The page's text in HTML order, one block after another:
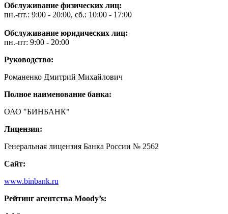
Обслуживание физических лиц:
пн.-пт.: 9:00 - 20:00, сб.: 10:00 - 17:00
Обслуживание юридических лиц:
пн.-пт: 9:00 - 20:00
Руководство:
Романенко Дмитрий Михайлович
Полное наименование банка:
ОАО "БИНБАНК"
Лицензия:
Генеральная лицензия Банка России № 2562
Сайт:
www.binbank.ru
Рейтинг агентства Moody’s: